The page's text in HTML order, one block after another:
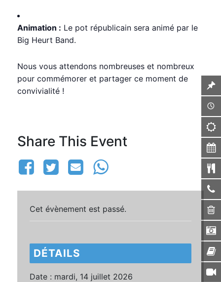
Animation : Le pot républicain sera animé par le
Big Heurt Band.
Nous vous attendons nombreuses et nombreux
pour commémorer et partager ce moment de
convivialité !
Share This Event
Cet évènement est passé.
DÉTAILS
Date : mardi, 14 juillet 2026